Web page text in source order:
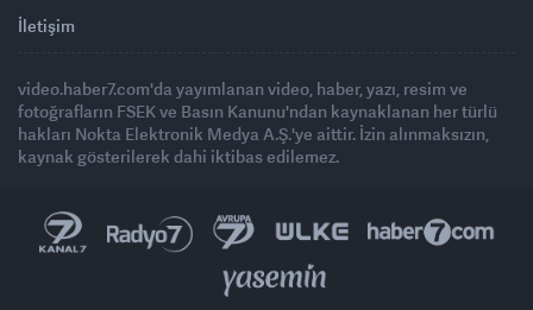
İletişim
video.haber7.com'da yayımlanan video, haber, yazı, resim ve
fotoğrafların FSEK ve Basın Kanunu'ndan kaynaklanan her türlü
hakları Nokta Elektronik Medya A.Ş.'ye aittir. İzin alınmaksızın,
kaynak gösterilerek dahi iktibas edilemez.